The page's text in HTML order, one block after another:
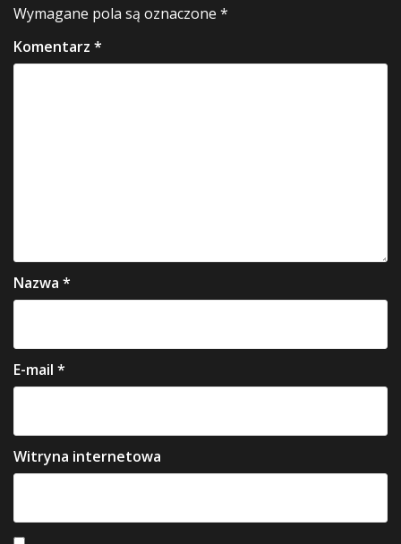
Wymagane pola są oznaczone *
Komentarz *
Nazwa *
E-mail *
Witryna internetowa